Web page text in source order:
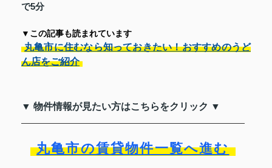
で5分
▼この記事も読まれています
丸亀市に住むなら知っておきたい！おすすめのうど
ん店をご紹介
▼ 物件情報が見たい方はこちらをクリック ▼
丸亀市の賃貸物件一覧へ進む